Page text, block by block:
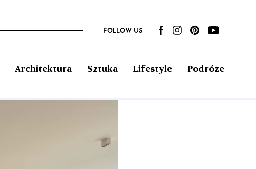
FOLLOW US
Architektura Sztuka Lifestyle Podróże